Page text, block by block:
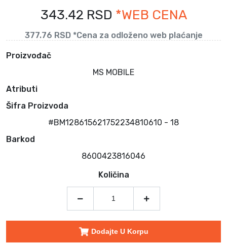
343.42 RSD *WEB CENA
377.76 RSD *Cena za odloženo web plaćanje
Proizvođač
MS MOBILE
Atributi
Šifra Proizvoda
#BM128615621752234810610 - 18
Barkod
8600423816046
Količina
Dodajte U Korpu